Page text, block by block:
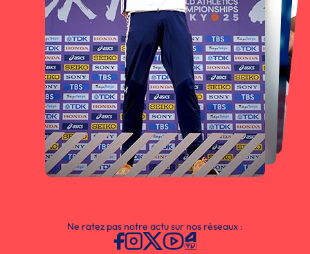
Ne ratez pas notre actu sur nos réseaux :